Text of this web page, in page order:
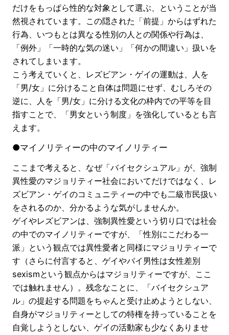
だけをもっぱら性的な対象として選ぶ、ということが当
然視されています。この隠された「前提」からはずれた
行為、いつもとは異なる性別の人との関係や行為は、
「例外」「一時的な気の迷い」「何かの間違い」扱いを
されてしまいます。
こう考えていくと、レズビアン・ゲイの運動は、人を
「男/女」に分けること自体は問題にせず、むしろその
逆に、人を「男/女」に分ける文化の枠内での平等を目
指すことで、「男女という制度」を強化しているとも言
えます。
●マイノリティーの中のマイノリティー
ここまで考えると、なぜ「バイセクシュアル」が、強制
異性愛のマジョリティー社会においてだけではなく、レ
ズビアン・ゲイのコミュニティーの中でも二級市民扱い
をされるのか、分かるような気がしませんか。
ゲイやレズビアンは、強制異性愛という切り口では社会
の中でのマイノリティーですが、「性別にこだわる一
派」という観点では異性愛者と同様にマジョリティーで
す（さらに付言すると、ゲイやバイ男性は女性差別
sexismという観点からはマジョリティーですが、ここ
では触れません）。残念なことに、「バイセクシュア
ル」の提起する問題をちゃんと受け止めようとしない、
自身がマジョリティーとしての特権を持っていることを
自覚しようとしない、ゲイの活動家も少なくありませ